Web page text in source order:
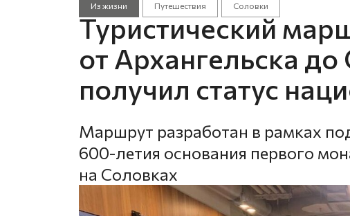
Из жизни Путешествия Соловки
Туристический
от Архангельска
получил статус
Маршрут разработан в рамках
600-летия основания первого
на Соловках